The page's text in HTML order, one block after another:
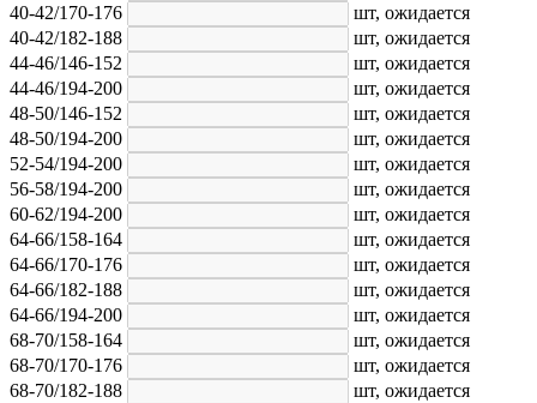
40-42/170-176
шт, ожидается
40-42/182-188
шт, ожидается
44-46/146-152
шт, ожидается
44-46/194-200
шт, ожидается
48-50/146-152
шт, ожидается
48-50/194-200
шт, ожидается
52-54/194-200
шт, ожидается
56-58/194-200
шт, ожидается
60-62/194-200
шт, ожидается
64-66/158-164
шт, ожидается
64-66/170-176
шт, ожидается
64-66/182-188
шт, ожидается
64-66/194-200
шт, ожидается
68-70/158-164
шт, ожидается
68-70/170-176
шт, ожидается
68-70/182-188
шт, ожидается